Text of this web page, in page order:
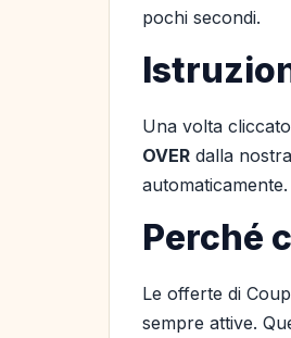
pochi secondi.
Una volta
OVER dalla
automaticamente.
Perché
Le offerte di
sempre attive.